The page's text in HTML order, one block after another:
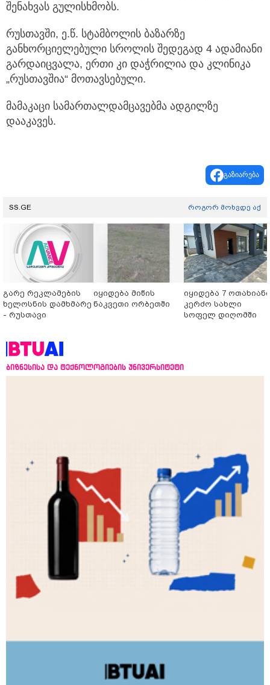
შენახვას გულისხმობს.
რუსთავში, ე.წ. სტამბოლის ბაზარზე
განხორციელებული სროლის შედეგად 4 ადამიანი
გარდაიცვალა, ერთი კი დაჭრილია და კლინიკა
„რუსთავშია“ მოთავსებული.
მამაკაცი სამართალდამცავებმა ადგილზე
დააკავეს.
გაზიარება
SS.GE როგორ მოხვდე აქ
გარე რეკლამების
ხელოსნის დამხმარე
- რუსთავი
იყიდება მიწის
ნაკვეთი ორბეთში
იყიდება 7 ოთახიანი
კერძო სახლი
სოფელ დიღომში
ბიზნესისა და ტექნოლოგიების უნივერსიტეტი